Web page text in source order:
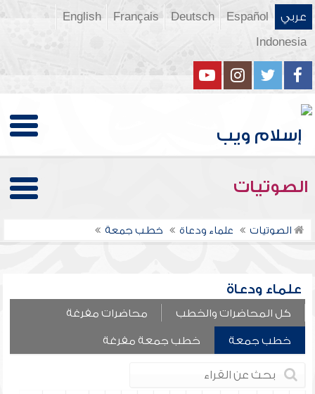
عربي Español
Deutsch
Français
English
Indonesia
الصوتيات
الصوتيات علماء ودعاة خطب جمعة
علماء ودعاة
كل المحاضرات والخطب محاضرات مفرغة
خطب جمعة خطب جمعة مفرغة